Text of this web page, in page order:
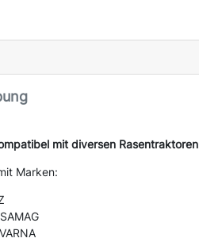
mit diversen Rasentraktoren
Marken: